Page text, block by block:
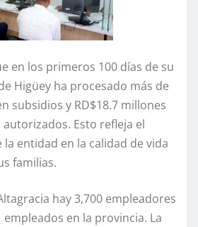
en los primeros 100 días de su
Higüey ha procesado más de
subsidios y RD$18.7 millones
Esto refleja el
entidad en la calidad de vida
familias.
hay 3,700 empleadores
empleados en la provincia. La